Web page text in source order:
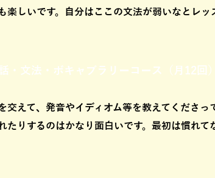
しいです。自分はここの文法が弱いなとレッ
・文法・ボキャブラリーコース（月12
交えて、発音やイディオム等を教えてくださ
たりするのはかなり面白いです。最初は慣れ